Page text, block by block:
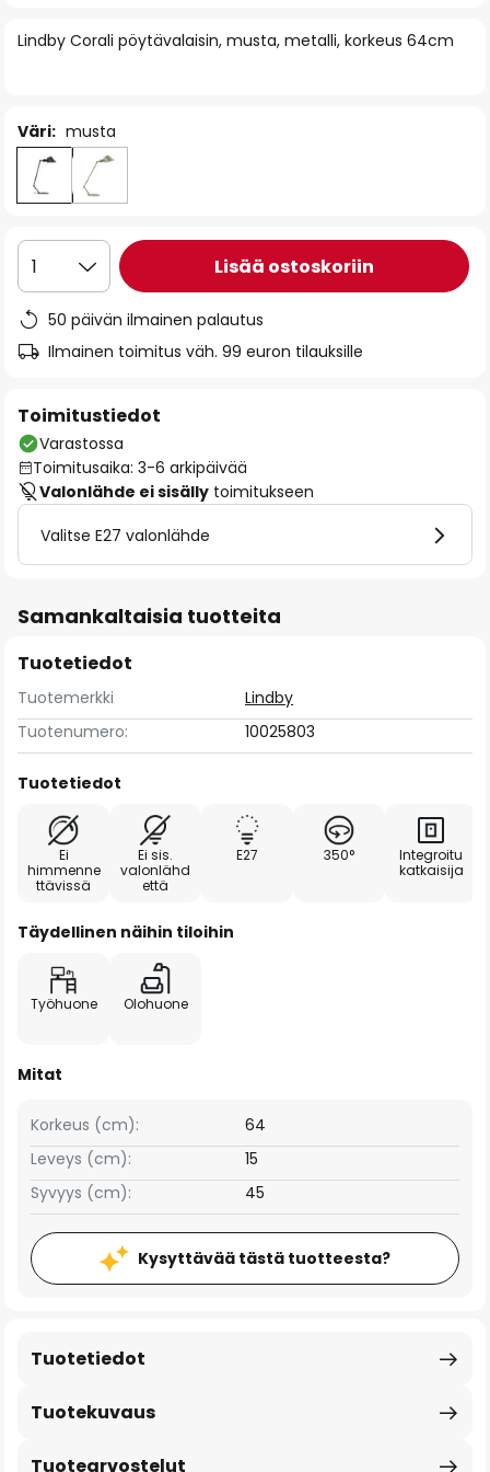
the
Lindby Corali pöytävalaisin, musta, metalli, korkeus 64cm
Väri: musta
1 Lisää ostoskoriin
50 päivän ilmainen palautus
Ilmainen toimitus väh. 99 euron tilauksille
Toimitustiedot
Varastossa
Toimitusaika: 3-6 arkipäivää
Valonlähde ei sisälly toimitukseen
Valitse E27 valonlähde
Samankaltaisia tuotteita
Tuotetiedot
Tuotemerkki
Lindby
Tuotenumero:
10025803
Tuotetiedot
Ei
himmenne
ttävissä
Ei sis.
valonlähd
että
E27 350°
Integroitu
katkaisija
Täydellinen näihin tiloihin
Työhuone Olohuone
Mitat
Leveys (cm): 15
Korkeus (cm): 64
Syvyys (cm): 45
Kysyttävää tästä tuotteesta?
Tuotekuvaus
Tuotetiedot
Tuotearvostelut